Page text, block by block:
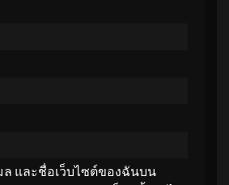
ล และชื่อเว็บไซต์ของฉันบน